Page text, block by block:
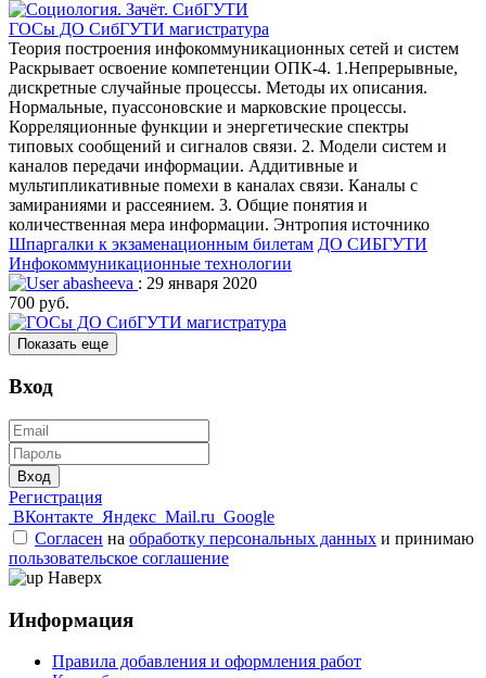
ГОСы ДО СибГУТИ магистратура
Теория построения инфокоммуникационных сетей и систем
Раскрывает освоение компетенции ОПК-4. 1.Непрерывные,
дискретные случайные процессы. Методы их описания.
Нормальные, пуассоновские и марковские процессы.
Корреляционные функции и энергетические спектры
типовых сообщений и сигналов связи. 2. Модели систем и
каналов передачи информации. Аддитивные и
мультипликативные помехи в каналах связи. Каналы с
замираниями и рассеянием. 3. Общие понятия и
количественная мера информации. Энтропия источнико
Шпаргалки к экзаменационным билетам ДО СИБГУТИ
Инфокоммуникационные технологии
abasheeva : 29 января 2020
700 руб.
Показать еще
Вход
Вход
Регистрация
ВКонтакте Яндекс Mail.ru Google
Согласен на обработку персональных данных и принимаю
пользовательское соглашение
Наверх
Информация
Правила добавления и оформления работ